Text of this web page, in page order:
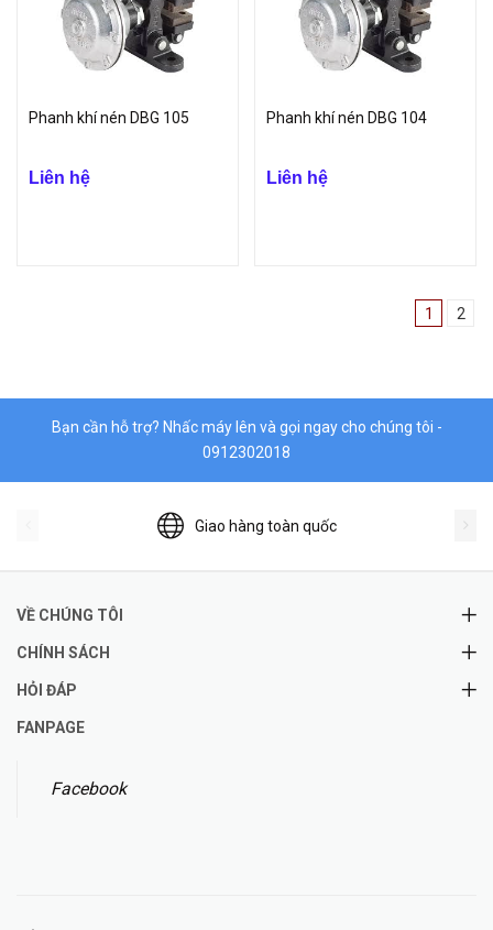
Phanh khí nén DBG 105
Liên hệ
Phanh khí nén DBG 104
Liên hệ
1 2
Bạn cần hỗ trợ? Nhấc máy lên và gọi ngay cho chúng tôi -
0912302018
Giao hàng toàn quốc
VỀ CHÚNG TÔI
CHÍNH SÁCH
HỎI ĐÁP
FANPAGE
Facebook